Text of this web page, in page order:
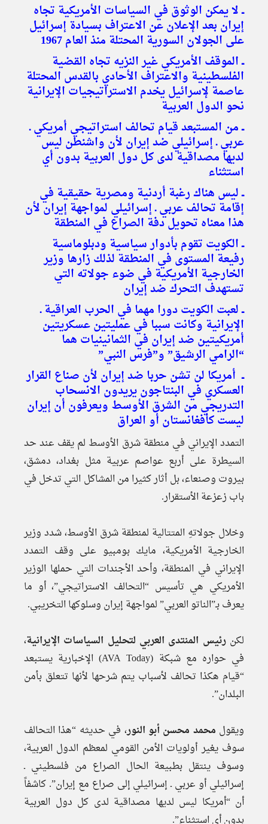
ــ لا يمكن الوثوق في السياسات الأمريكية تجاه
إيران بعد الإعلان عن الاعتراف بسيادة إسرائيل
على الجولان السورية المحتلة منذ العام 1967
ــ الموقف الأمريكي غير النزيه تجاه القضية
الفلسطينية والاعتراف الأحادي بالقدس المحتلة
عاصمة لإسرائيل يخدم الاستراتيجيات الإيرانية
نحو الدول العربية
ــ من المستبعد قيام تحالف استراتيجي أمريكي ـ
عربي ـ إسرائيلي ضد إيران لأن واشنطن ليس
لديها مصداقية لدى كل دول العربية بدون أي
استثناء
ــ ليس هناك رغبة أردنية ومصرية حقيقية في
إقامة تحالف عربي ـ إسرائيلي لمواجهة إيران لأن
هذا معناه تحويل دفة الصراع في المنطقة
ــ الكويت تقوم بأدوار سياسية ودبلوماسية
رفيعة المستوى في المنطقة لذلك زارها وزير
الخارجية الأمريكية في ضوء جولاته التي
تستهدف التحرك ضد إيران
ــ لعبت الكويت دورا مهما في الحرب العراقية ـ
الإيرانية وكانت سببا في عمليتين عسكريتين
أمريكيتين ضد إيران في الثمانينيات هما
“الرامي الرشيق” و”فرس النبي”
ــ أمريكا لن تشن حربا ضد إيران لأن صناع القرار
العسكري في البنتاجون يريدون الانسحاب
التدريجي من الشرق الأوسط ويعرفون أن إيران
ليست كأفغانستان أو العراق
التمدد الإيراني في منطقة شرق الأوسط لم يقف عند حد
السيطرة على أربع عواصم عربية مثل بغداد، دمشق،
بيروت وصنعاء، بل أثار كثيرا من المشاكل التي تدخل في
باب زعزعة الأستقرار.
وخلال جولاتهِ المتتالية لمنطقة شرق الأوسط، شدد وزير
الخارجية الأمريكية، مايك بومبيو على وقف التمدد
الإيراني في المنطقة، وأحد الأجندات التي حملها الوزير
الأمريكي هي تأسيس “التحالف الاستراتيجي”، أو ما
يعرف بـ”الناتو العربي” لمواجهة إيران وسلوكها التخريبي.
لكنرئيس المنتدى العربي لتحليل السياسات الإيرانية،
في حواره مع شبكة (AVA Today) الإخبارية يستبعد
“قيام هكذا تحالف لأسباب يتم شرحها لأنها تتعلق بأمن
البلدان”.
ويقول محمد محسن أبو النور، في حديثه “هذا التحالف
سوف يغير أولويات الأمن القومي لمعظم الدول العربية،
وسوف ينتقل بطبيعة الحال الصراع من فلسطيني ـ
إسرائيلي أو عربي ـ إسرائيلي إلى صراع مع إيران”. كاشفاً
أن “أمريكا ليس لديها مصداقية لدى كل دول العربية